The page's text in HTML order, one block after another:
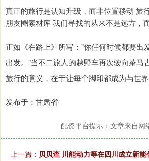
真正的旅行是认知升级，而非位置移动 旅
朋友圈素材库 我们寻找的从来不是远方，
正如《在路上》所写："你任何时候都要出
出发。"当不二旅人的越野车再次驶向茶马
旅行的意义，在于让每个脚印都成为与世界
发布于：甘肃省
配资平台提示：文章来自网
上一篇： 贝贝查 川能动力等在四川成立新